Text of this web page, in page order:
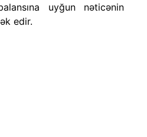
uyğun nəticənin
edir.